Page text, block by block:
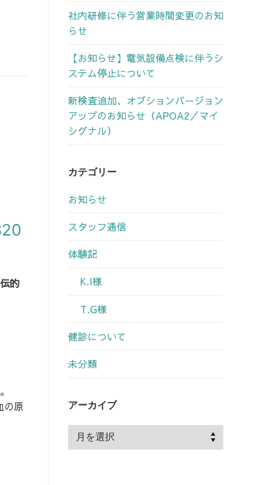
的
の原
社内研修に伴う営業時間変更のお知
らせ
【お知らせ】電気設備点検に伴うシ
ステム停止について
新検査追加、オプションバージョン
アップのお知らせ（APOA2／マイ
シグナル）
カテゴリー
お知らせ
スタッフ通信
体験記
K.I様
T.G様
健診について
未分類
アーカイブ
ー